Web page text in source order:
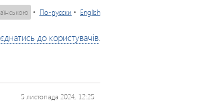
• По-русски • English
до користувачів.
5 листопада 2024, 12:25